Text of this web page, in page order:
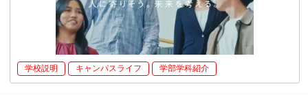
学校説明 キャンパスライフ 学部学科紹介